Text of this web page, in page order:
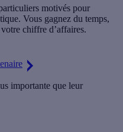
motivés pour
Vous gagnez du temps,
chiffre d’affaires.
importante que leur